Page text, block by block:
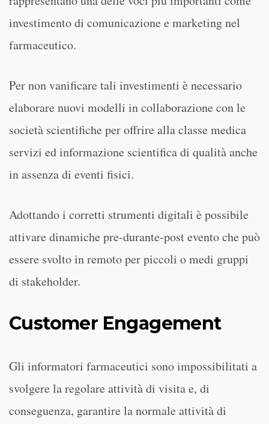
investimento di comunicazione e marketing nel
farmaceutico.
Per non vanificare tali investimenti è necessario
elaborare nuovi modelli in collaborazione con le
società scientifiche per offrire alla classe medica
servizi ed informazione scientifica di qualità anche
in assenza di eventi fisici.
Adottando i corretti strumenti digitali è possibile
attivare dinamiche pre-durante-post evento che può
essere svolto in remoto per piccoli o medi gruppi
di stakeholder.
Customer Engagement
Gli informatori farmaceutici sono impossibilitati a
svolgere la regolare attività di visita e, di
conseguenza, garantire la normale attività di